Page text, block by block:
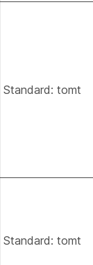
Standard: tomt
Standard: tomt